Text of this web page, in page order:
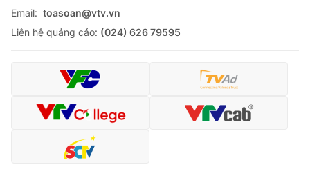
Phim VTV
Giải trí
Đời sống
Làm đẹp
Chất lượng cuộc sống
Giáo dục
Học trực tuyến
Công nghệ
Email: toasoan@vtv.vn
Liên hệ quảng cáo: (024) 626 79595